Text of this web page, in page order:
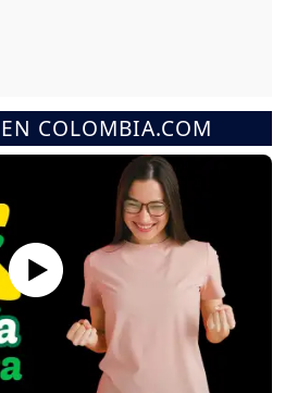
COLOMBIA.COM